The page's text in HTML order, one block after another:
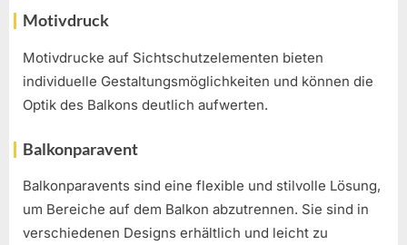
Motivdruck
Motivdrucke auf Sichtschutzelementen bieten
individuelle Gestaltungsmöglichkeiten und können die
Optik des Balkons deutlich aufwerten.
Balkonparavent
Balkonparavents sind eine flexible und stilvolle Lösung,
um Bereiche auf dem Balkon abzutrennen. Sie sind in
verschiedenen Designs erhältlich und leicht zu